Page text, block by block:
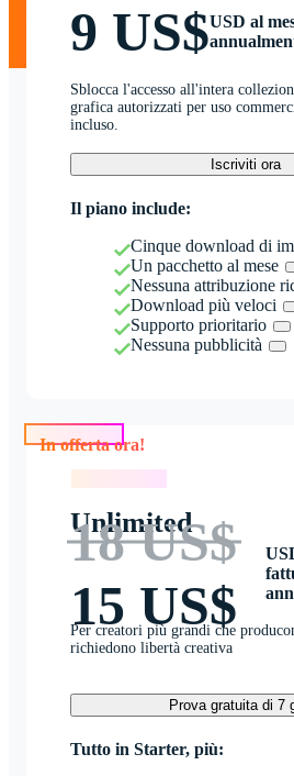
9 US$USD al
Sblocca l'accesso all'intera
grafica autorizzati per uso
incluso.
Iscriviti ora
Il piano include:
Cinque download di
Un pacchetto al mese
Nessuna attribuzione
Download più veloci
Supporto prioritario
Nessuna pubblicità
Unlimited
18 US$
15 US$
Per creatori più grandi che
richiedono libertà creativa
Prova gratuita di 7
Tutto in Starter, più: